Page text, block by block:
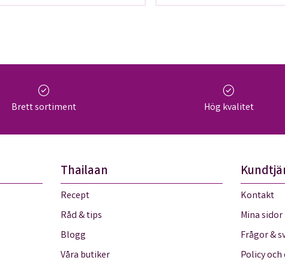
check_circle
Brett sortiment
check_circle
Hög kvalitet
Thailaan
Recept
Råd & tips
Blogg
Våra butiker
Kontakt
Mina sidor
Frågor &
Policy och